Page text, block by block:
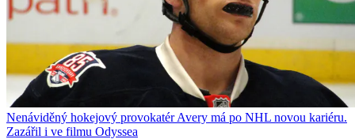
Nenáviděný hokejový provokatér Avery má po NHL novou kariéru.
Zazářil i ve filmu Odyssea